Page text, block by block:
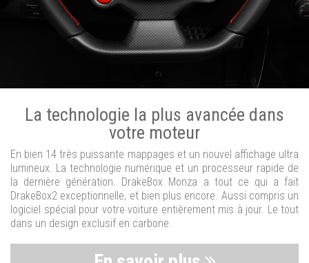
La technologie la plus avancée dans
votre moteur
En bien 14 très puissante mappages et un nouvel affichage ultra
lumineux. La technologie numérique et un processeur rapide de
la dernière génération. DrakeBox Monza a tout ce qui a fait
DrakeBox2 exceptionnelle, et bien plus encore. Aussi compris un
logiciel spécial pour votre voiture entièrement mis à jour. Le tout
dans un design exclusif en carbone.